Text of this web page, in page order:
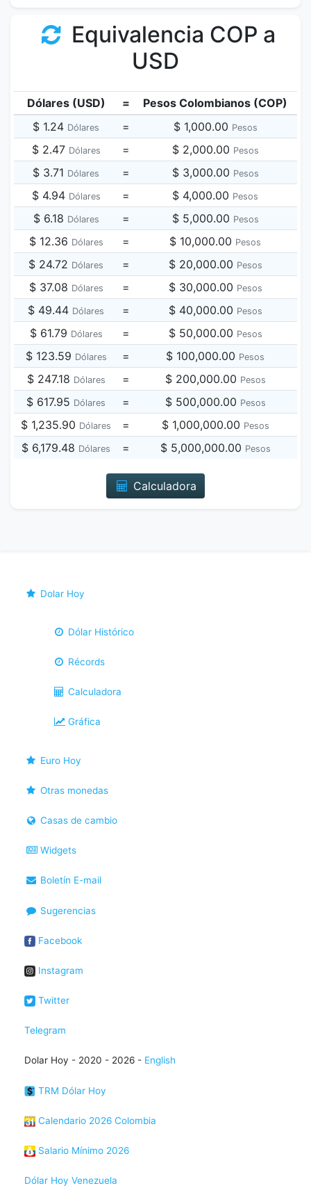
Equivalencia COP a
USD
Dólares (USD) =
Pesos Colombianos (COP)
$ 1.24 Dólares = $ 1,000.00 Pesos
$ 2.47 Dólares = $ 2,000.00 Pesos
$ 3.71 Dólares = $ 3,000.00 Pesos
$ 4.94 Dólares = $ 4,000.00 Pesos
$ 6.18 Dólares = $ 5,000.00 Pesos
$ 12.36 Dólares = $ 10,000.00 Pesos
$ 24.72 Dólares = $ 20,000.00 Pesos
$ 37.08 Dólares = $ 30,000.00 Pesos
$ 49.44 Dólares = $ 40,000.00 Pesos
$ 61.79 Dólares = $ 50,000.00 Pesos
$ 123.59 Dólares = $ 100,000.00 Pesos
$ 247.18 Dólares = $ 200,000.00 Pesos
$ 617.95 Dólares = $ 500,000.00 Pesos
$ 1,235.90 Dólares = $ 1,000,000.00 Pesos
$ 6,179.48 Dólares = $ 5,000,000.00 Pesos
Calculadora
Dolar Hoy
Dólar Histórico
Récords
Calculadora
Gráfica
Euro Hoy
Otras monedas
Casas de cambio
Widgets
Boletín E-mail
Sugerencias
Facebook
Instagram
Twitter
Telegram
Dolar Hoy - 2020 - 2026 - English
TRM Dólar Hoy
Calendario 2026 Colombia
Salario Mínimo 2026
Dólar Hoy Venezuela